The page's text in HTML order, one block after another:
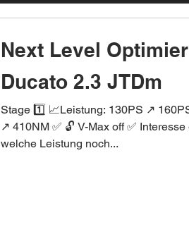
Next Level
Ducato 2.3 JTDm
Stage 1️⃣ 📈Leistung: 130PS ↗️
↗️ 410NM ✅ 🔓 V-Max off ✅
welche Leistung noch...